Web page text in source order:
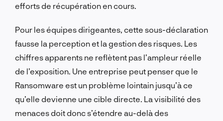
efforts de récupération en cours.
Pour les équipes dirigeantes, cette sous-déclaration
fausse la perception et la gestion des risques. Les
chiffres apparents ne reflètent pas l’ampleur réelle
de l’exposition. Une entreprise peut penser que le
Ransomware est un problème lointain jusqu’à ce
qu’elle devienne une cible directe. La visibilité des
menaces doit donc s’étendre au-delà des